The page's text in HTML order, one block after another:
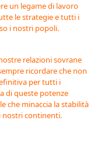
un legame di lavoro
le strategie e tutti i
i nostri popoli.
relazioni sovrane
ricordare che non
per tutti i
di queste potenze
che minaccia la stabilità
nostri continenti.